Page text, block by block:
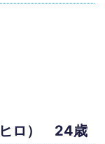
ロ） 24歳